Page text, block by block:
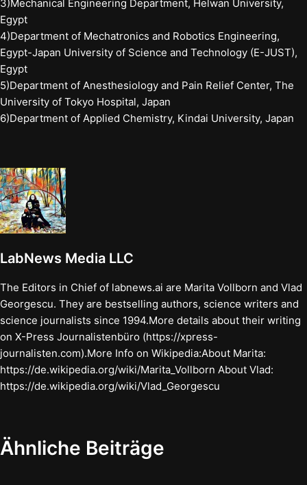
3)Mechanical Engineering Department, Helwan University,
Egypt
4)Department of Mechatronics and Robotics Engineering,
Egypt-Japan University of Science and Technology (E-JUST),
Egypt
5)Department of Anesthesiology and Pain Relief Center, The
University of Tokyo Hospital, Japan
6)Department of Applied Chemistry, Kindai University, Japan
LabNews Media LLC
The Editors in Chief of labnews.ai are Marita Vollborn and Vlad
Georgescu. They are bestselling authors, science writers and
science journalists since 1994.More details about their writing
on X-Press Journalistenbüro (https://xpress-
journalisten.com).More Info on Wikipedia:About Marita:
https://de.wikipedia.org/wiki/Marita_Vollborn About Vlad:
https://de.wikipedia.org/wiki/Vlad_Georgescu
Ähnliche Beiträge